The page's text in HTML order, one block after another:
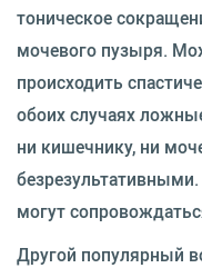
тоническое
мочевого пузыря.
происходить
обоих случаях
ни кишечнику, ни
могут
Другой популярный